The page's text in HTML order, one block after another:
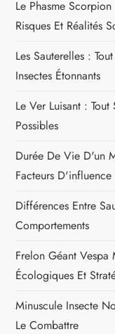
d
e
l
’
a
r
t
i
c
l
Le Phasme
Risques Et Réalités
Les Sauterelles :
Insectes Étonnants
Le Ver Luisant :
Possibles
Durée De Vie D'un
Facteurs D'influence
Différences Entre
Comportements
Frelon Géant
Écologiques Et
Minuscule Insecte
Le Combattre